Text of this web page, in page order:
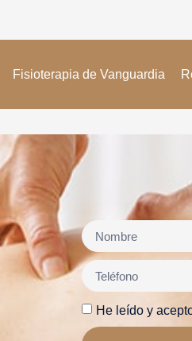
Fisioterapia de Vanguardia
He leído y